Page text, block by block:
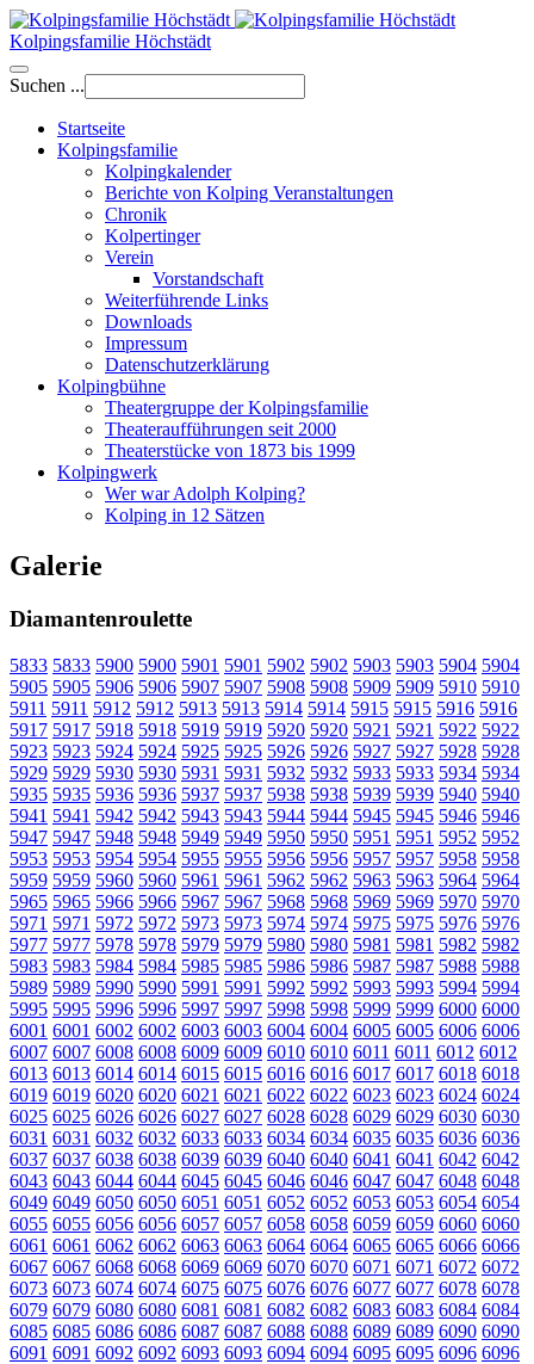
Kolpingsfamilie Höchstädt
Suchen ...
Startseite
Kolpingsfamilie
Kolpingkalender
Berichte von Kolping Veranstaltungen
Chronik
Kolpertinger
Verein
Vorstandschaft
Weiterführende Links
Downloads
Impressum
Datenschutzerklärung
Kolpingbühne
Theatergruppe der Kolpingsfamilie
Theateraufführungen seit 2000
Theaterstücke von 1873 bis 1999
Kolpingwerk
Wer war Adolph Kolping?
Kolping in 12 Sätzen
Galerie
Diamantenroulette
5833 5833 5900 5900 5901 5901 5902 5902 5903 5903 5904 5904
5905 5905 5906 5906 5907 5907 5908 5908 5909 5909 5910 5910
5911 5911 5912 5912 5913 5913 5914 5914 5915 5915 5916 5916
5917 5917 5918 5918 5919 5919 5920 5920 5921 5921 5922 5922
5923 5923 5924 5924 5925 5925 5926 5926 5927 5927 5928 5928
5929 5929 5930 5930 5931 5931 5932 5932 5933 5933 5934 5934
5935 5935 5936 5936 5937 5937 5938 5938 5939 5939 5940 5940
5941 5941 5942 5942 5943 5943 5944 5944 5945 5945 5946 5946
5947 5947 5948 5948 5949 5949 5950 5950 5951 5951 5952 5952
5953 5953 5954 5954 5955 5955 5956 5956 5957 5957 5958 5958
5959 5959 5960 5960 5961 5961 5962 5962 5963 5963 5964 5964
5965 5965 5966 5966 5967 5967 5968 5968 5969 5969 5970 5970
5971 5971 5972 5972 5973 5973 5974 5974 5975 5975 5976 5976
5977 5977 5978 5978 5979 5979 5980 5980 5981 5981 5982 5982
5983 5983 5984 5984 5985 5985 5986 5986 5987 5987 5988 5988
5989 5989 5990 5990 5991 5991 5992 5992 5993 5993 5994 5994
5995 5995 5996 5996 5997 5997 5998 5998 5999 5999 6000 6000
6001 6001 6002 6002 6003 6003 6004 6004 6005 6005 6006 6006
6007 6007 6008 6008 6009 6009 6010 6010 6011 6011 6012 6012
6013 6013 6014 6014 6015 6015 6016 6016 6017 6017 6018 6018
6019 6019 6020 6020 6021 6021 6022 6022 6023 6023 6024 6024
6025 6025 6026 6026 6027 6027 6028 6028 6029 6029 6030 6030
6031 6031 6032 6032 6033 6033 6034 6034 6035 6035 6036 6036
6037 6037 6038 6038 6039 6039 6040 6040 6041 6041 6042 6042
6043 6043 6044 6044 6045 6045 6046 6046 6047 6047 6048 6048
6049 6049 6050 6050 6051 6051 6052 6052 6053 6053 6054 6054
6055 6055 6056 6056 6057 6057 6058 6058 6059 6059 6060 6060
6061 6061 6062 6062 6063 6063 6064 6064 6065 6065 6066 6066
6067 6067 6068 6068 6069 6069 6070 6070 6071 6071 6072 6072
6073 6073 6074 6074 6075 6075 6076 6076 6077 6077 6078 6078
6079 6079 6080 6080 6081 6081 6082 6082 6083 6083 6084 6084
6085 6085 6086 6086 6087 6087 6088 6088 6089 6089 6090 6090
6091 6091 6092 6092 6093 6093 6094 6094 6095 6095 6096 6096